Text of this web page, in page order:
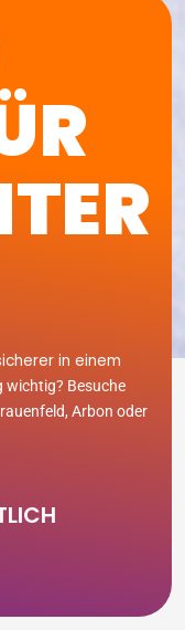
in einem
wichtig? Besuche
Arbon oder